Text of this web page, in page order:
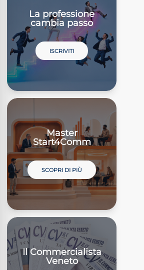
La professione
cambia passo
ISCRIVITI
Master
Start4Comm
SCOPRI DI PIÙ
Il Commercialista
Veneto